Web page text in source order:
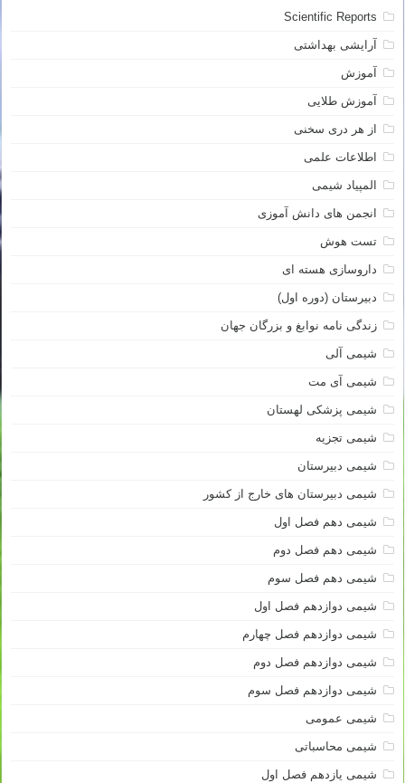
Scientific Reports
آرایشی بهداشتی
آموزش
آموزش طلایی
از هر دری سخنی
اطلاعات علمی
المپیاد شیمی
انجمن های دانش آموزی
تست هوش
داروسازی هسته ای
دبیرستان (دوره اول)
زندگی نامه نوابغ و بزرگان جهان
شیمی آلی
شیمی آی مت
شیمی پزشکی لهستان
شیمی تجزیه
شیمی دبیرستان
شیمی دبیرستان های خارج از کشور
شیمی دهم فصل اول
شیمی دهم فصل دوم
شیمی دهم فصل سوم
شیمی دوازدهم فصل اول
شیمی دوازدهم فصل چهارم
شیمی دوازدهم فصل دوم
شیمی دوازدهم فصل سوم
شیمی عمومی
شیمی محاسباتی
شیمی یازدهم فصل اول